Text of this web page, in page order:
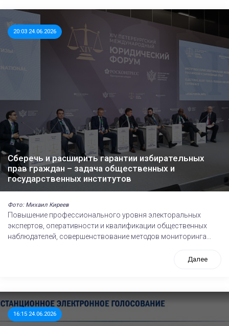
20:03 24.06.2026
Сберечь и расширить гарантии избирательных
прав граждан – задача общественных и
государственных институтов
Фото: Михаил Киреев
Повышение профессионального уровня электоральных
экспертов, оперативности и квалификации общественных
наблюдателей, совершенствование методов мониторинга...
Далее
16:15 24.06.2026